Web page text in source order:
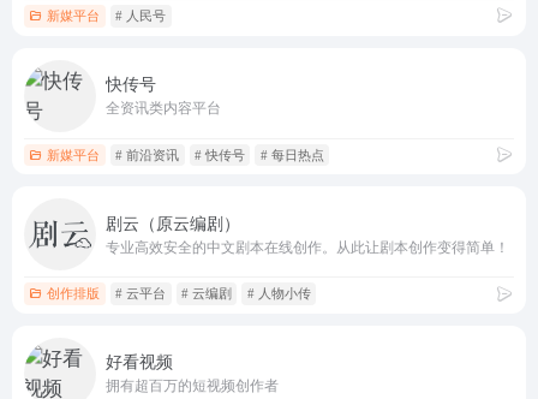
新媒平台 # 人民号
快传号
全资讯类内容平台
新媒平台 # 前沿资讯 # 快传号 # 每日热点
剧云（原云编剧）
专业高效安全的中文剧本在线创作。从此让剧本创作变得简单！
创作排版 # 云平台 # 云编剧 # 人物小传
好看视频
拥有超百万的短视频创作者